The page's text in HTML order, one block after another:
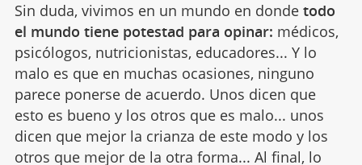
Sin duda, vivimos en un mundo en dondetodo
el mundo tiene potestad para opinar: médicos,
psicólogos, nutricionistas, educadores... Y lo
malo es que en muchas ocasiones, ninguno
parece ponerse de acuerdo. Unos dicen que
esto es bueno y los otros que es malo... unos
dicen que mejor la crianza de este modo y los
otros que mejor de la otra forma... Al final, lo